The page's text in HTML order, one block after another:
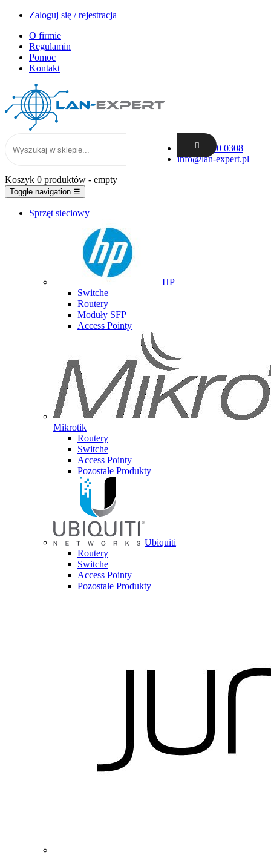
Zaloguj się / rejestracja
O firmie
Regulamin
Pomoc
Kontakt
+48 62 300 0308
info@lan-expert.pl
Koszyk 0 produktów - empty
Toggle navigation ☰
Sprzęt sieciowy
HP
Switche
Routery
Moduły SFP
Access Pointy
Mikrotik
Routery
Switche
Access Pointy
Pozostałe Produkty
Ubiquiti
Routery
Switche
Access Pointy
Pozostałe Produkty